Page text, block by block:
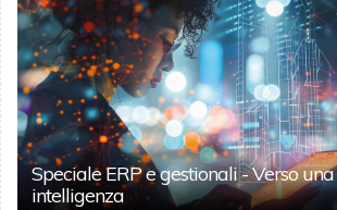
Speciale ERP e gestionali - Verso
intelligenza